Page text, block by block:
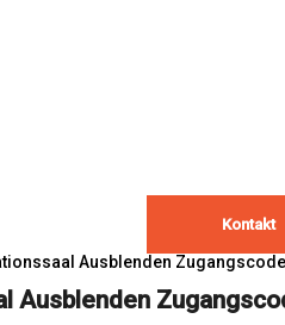
Kontakt
Ausblenden
Ausblenden